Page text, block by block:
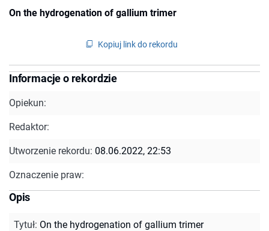
On the hydrogenation of gallium trimer
Kopiuj link do rekordu
Informacje o rekordzie
Opiekun:
Redaktor:
Utworzenie rekordu: 08.06.2022, 22:53
Oznaczenie praw:
Opis
Tytuł: On the hydrogenation of gallium trimer